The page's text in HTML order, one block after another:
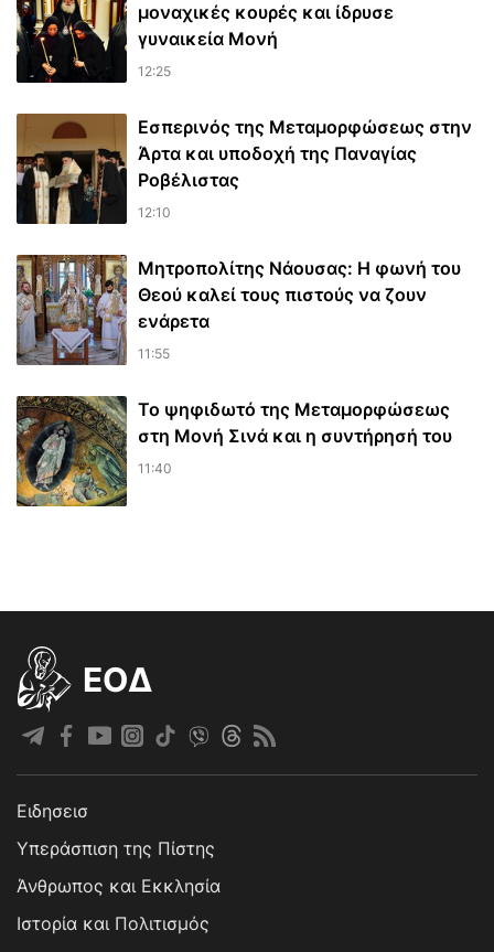
μοναχικές κουρές και ίδρυσε
γυναικεία Μονή
12:25
Εσπερινός της Μεταμορφώσεως στην
Άρτα και υποδοχή της Παναγίας
Ροβέλιστας
12:10
Μητροπολίτης Νάουσας: Η φωνή του
Θεού καλεί τους πιστούς να ζουν
ενάρετα
11:55
Το ψηφιδωτό της Μεταμορφώσεως
στη Μονή Σινά και η συντήρησή του
11:40
EOΔ
Ειδησεισ
Υπεράσπιση της Πίστης
Άνθρωπος και Εκκλησία
Ιστορία και Πολιτισμός